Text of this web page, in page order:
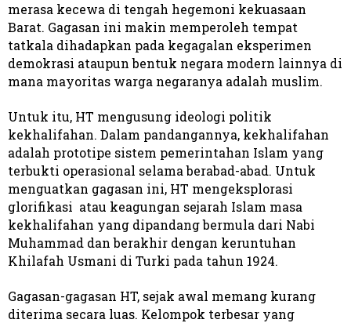
merasa kecewa di tengah hegemoni kekuasaan
Barat. Gagasan ini makin memperoleh tempat
tatkala dihadapkan pada kegagalan eksperimen
demokrasi ataupun bentuk negara modern lainnya di
mana mayoritas warga negaranya adalah muslim.
Untuk itu, HT mengusung ideologi politik
kekhalifahan. Dalam pandangannya, kekhalifahan
adalah prototipe sistem pemerintahan Islam yang
terbukti operasional selama berabad-abad. Untuk
menguatkan gagasan ini, HT mengeksplorasi
glorifikasi atau keagungan sejarah Islam masa
kekhalifahan yang dipandang bermula dari Nabi
Muhammad dan berakhir dengan keruntuhan
Khilafah Usmani di Turki pada tahun 1924.
Gagasan-gagasan HT, sejak awal memang kurang
diterima secara luas. Kelompok terbesar yang